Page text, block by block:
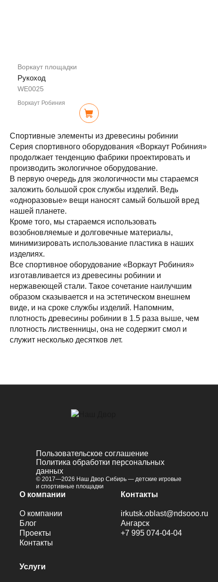
Воркаут площадки
Рукоход
WE0025
Воркаут Робиния
Спортивные элементы из древесины робинии
Серия спортивного оборудования «Воркаут Робиния»
продолжает тенденцию фабрики проектировать и
производить экологичное оборудование.
В первую очередь для экологичности мы стараемся
заложить большой срок службы изделий. Ведь
«одноразовые» вещи наносят самый большой вред
нашей планете.
Кроме того, мы стараемся использовать
возобновляемые и долговечные материалы,
минимизировать использование пластика в наших
изделиях.
Все спортивное оборудование «Воркаут Робиния»
изготавливается из древесины робинии и
нержавеющей стали. Такое сочетание наилучшим
образом сказывается и на эстетическом внешнем
виде, и на сроке службы изделий. Напомним,
плотность древесины робинии в 1.5 раза выше, чем
плотность лиственницы, она не содержит смол и
служит несколько десятков лет.
Пользовательское соглашение
Политика обработки персональных
данных
© 2017—2026 Наш Двор Сибирь — детские игровые
и спортивные площадки
О компании
О компании
Блог
Проекты
Контакты
Услуги
Контакты
irkutsk.oblast@ndsooo.ru
Ангарск
+7 995 074-04-04